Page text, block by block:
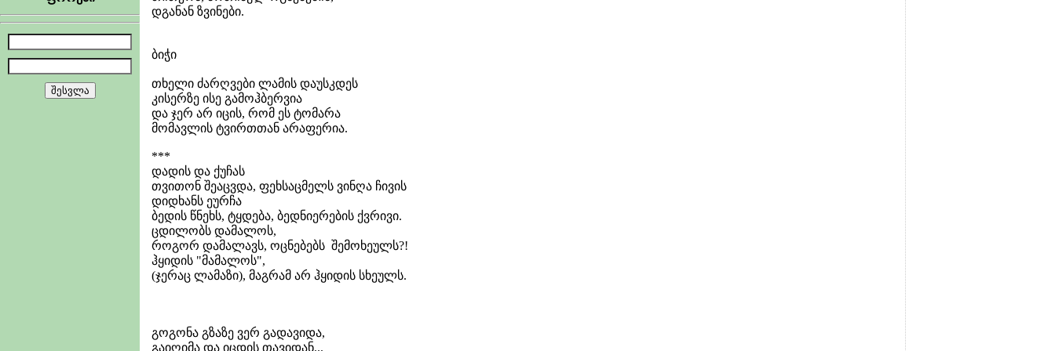
დგანან ზვინები.
ბიჭი
თხელი ძარღვები ლამის დაუსკდეს
კისერზე ისე გამოჰბერვია
და ჯერ არ იცის, რომ ეს ტომარა
მომავლის ტვირთთან არაფერია.
***
დადის და ქუჩას
თვითონ შეაცვდა, ფეხსაცმელს ვინღა ჩივის
დიდხანს ეურჩა
ბედის წნეხს, ტყდება, ბედნიერების ქვრივი.
ცდილობს დამალოს,
როგორ დამალავს, ოცნებებს შემოხეულს?!
ჰყიდის "მამალოს",
(ჯერაც ლამაზი), მაგრამ არ ჰყიდის სხეულს.
გოგონა გზაზე ვერ გადავიდა,
გაიღიმა და იცდის თავიდან...